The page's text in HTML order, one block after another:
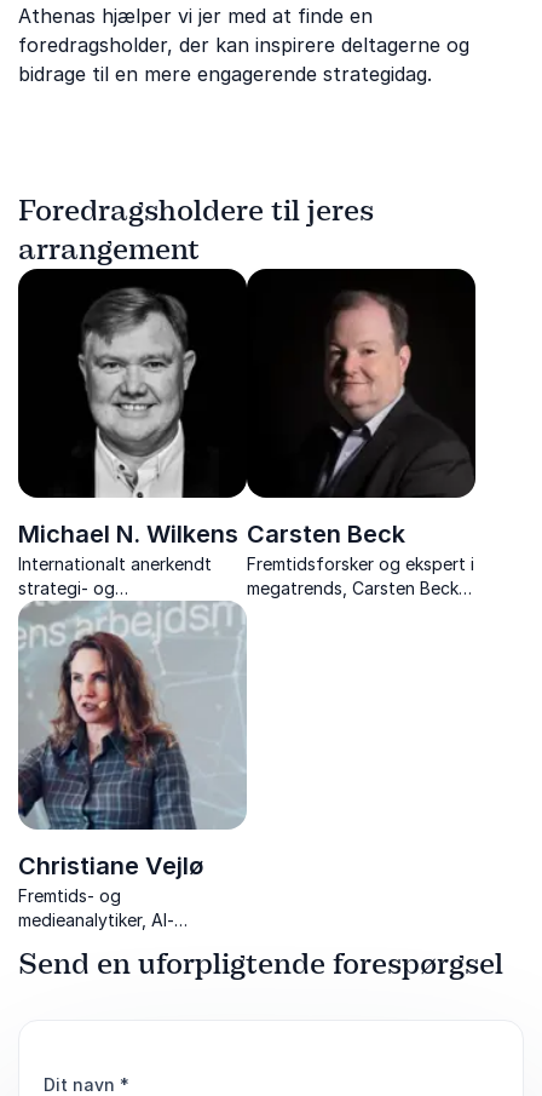
Athenas hjælper vi jer med at finde en
foredragsholder, der kan inspirere deltagerne og
bidrage til en mere engagerende strategidag.
Foredragsholdere til jeres
arrangement
Michael N. Wilkens
Internationalt anerkendt
strategi- og
innovationsekspert
opbygger robuste
forretningsmodeller, stabil
omsætning og øger
langsigtet konkurrenceevne.
Carsten Beck
Fremtidsforsker og ekspert i
megatrends, Carsten Beck,
Christiane Vejlø
Fremtids- og
medieanalytiker, AI-
bestyrelsesmedlem med
Send en uforpligtende forespørgsel
Dit navn *